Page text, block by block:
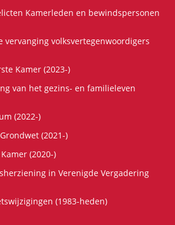
Kamerleden en bewindspersonen
volksvertegenwoordigers
Kamer (2023-)
van het gezins- en familieleven
(2022-)
(2021-)
(2020-)
in Verenigde Vergadering
(1983-heden)